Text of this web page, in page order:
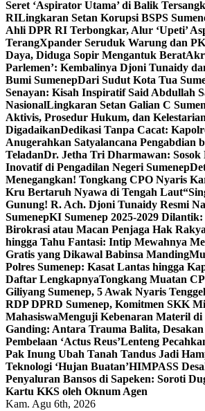
Seret ‘Aspirator Utama’ di Balik
RILingkaran Setan Korupsi BSPS
Ahli DPR RI Terbongkar, Alur ‘Upeti’
TerangXpander Seruduk Warung dan
Daya, Diduga Sopir Mengantuk Berat
Parlemen’: Kembalinya Djoni Tunaidy
Bumi SumenepDari Sudut Kota Tua
Senayan: Kisah Inspiratif Said Abdullah
NasionalLingkaran Setan Galian C
Aktivis, Prosedur Hukum, dan
DigadaikanDedikasi Tanpa Cacat:
Anugerahkan Satyalancana Pengabdian
TeladanDr. Jetha Tri Dharmawan:
Inovatif di Pengadilan Negeri Sumenep
Menegangkan! Tongkang CPO Nyaris
Kru Bertaruh Nyawa di Tengah Laut
Gunung! R. Ach. Djoni Tunaidy Resmi
SumenepKI Sumenep 2025-2029 Dilantik:
Birokrasi atau Macan Penjaga Hak
hingga Tahu Fantasi: Intip Mewahnya
Gratis yang Dikawal Babinsa Manding
Polres Sumenep: Kasat Lantas hingga
Daftar LengkapnyaTongkang Muatan
Giliyang Sumenep, 5 Awak Nyaris
RDP DPRD Sumenep, Komitmen SKK
MahasiswaMenguji Kebenaran Materil
Ganding: Antara Trauma Balita,
Pembelaan ‘Actus Reus’Lenteng
Pak Inung Ubah Tanah Tandus Jadi
Teknologi ‘Hujan Buatan’HIMPASS
Penyaluran Bansos di Sapeken: Soroti
Kartu KKS oleh Oknum Agen
Kam. Agu 6th, 2026